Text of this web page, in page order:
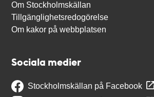
Om Stockholmskällan
Tillgänglighetsredogörelse
Om kakor på webbplatsen
Sociala medier
Stockholmskällan på Facebook